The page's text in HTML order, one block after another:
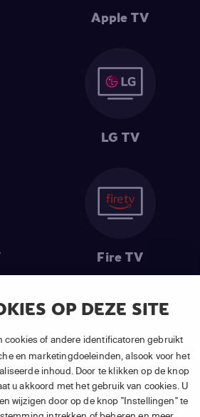
OP DEZE SITE
cookies of andere identificatoren gebruikt
en marketingdoeleinden, alsook voor het
inhoud. Door te klikken op de knop
u akkoord met het gebruik van cookies. U
wijzigen door op de knop "Instellingen" te
Apple TV
LG TV
Fire TV
gratis: Geldig op alle nieuwe abonnementen
TV Light, Basic of Plus.
abonnement : Incl. BTW.
voorvolgende zendersafhankelijk
van je gekozen pakket.